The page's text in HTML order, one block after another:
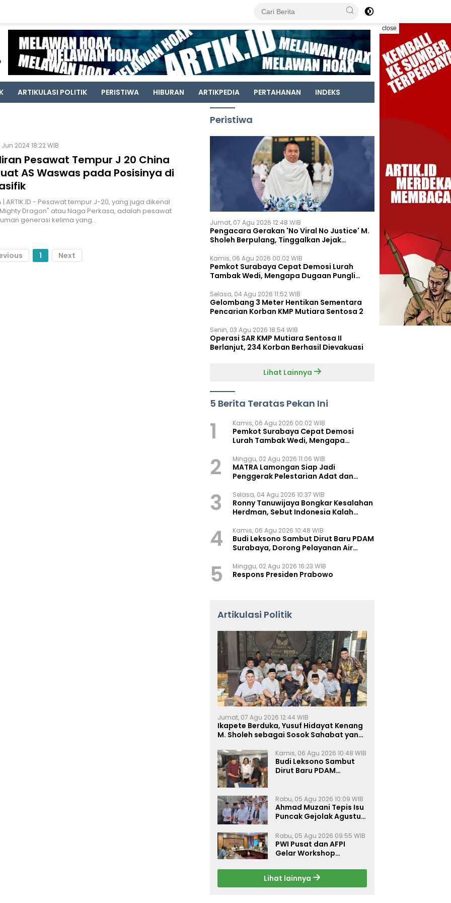
close
ARTIKULASI POLITIK PERISTIWA HIBURAN ARTIKPEDIA PERTAHANAN INDEKS
2024 18:22 WIB
Pesawat Tempur J 20 China
AS Waswas pada Posisinya di
| ARTIK.ID - Pesawat tempur J-20, yang juga dikenal
Dragon" atau Naga Perkasa, adalah pesawat
generasi kelima yang…
1 Next
Peristiwa
Jumat, 07 Agu 2026 12:48 WIB
Pengacara Gerakan 'No Viral No Justice' M.
Sholeh Berpulang, Tinggalkan Jejak
Kamis, 06 Agu 2026 00:02 WIB
Pemkot Surabaya Cepat Demosi Lurah
Tambak Wedi, Mengapa Dugaan Pungli
Selasa, 04 Agu 2026 11:52 WIB
Gelombang 3 Meter Hentikan Sementara
Pencarian Korban KMP Mutiara Sentosa 2
Senin, 03 Agu 2026 18:54 WIB
Operasi SAR KMP Mutiara Sentosa II
Berlanjut, 234 Korban Berhasil Dievakuasi
Lihat Lainnya
5 Berita Teratas Pekan Ini
1 Kamis, 06 Agu 2026 00:02 WIB
Pemkot Surabaya Cepat Demosi
Lurah Tambak Wedi, Mengapa
2 Minggu, 02 Agu 2026 11:06 WIB
MATRA Lamongan Siap Jadi
Penggerak Pelestarian Adat dan
3 Selasa, 04 Agu 2026 10:37 WIB
Ronny Tanuwijaya Bongkar Kesalahan
Herdman, Sebut Indonesia Kalah
4 Kamis, 06 Agu 2026 10:48 WIB
Budi Leksono Sambut Dirut Baru PDAM
Surabaya, Dorong Pelayanan Air
5 Minggu, 02 Agu 2026 16:23 WIB
Respons Presiden Prabowo
Artikulasi Politik
Jumat, 07 Agu 2026 12:44 WIB
Ikapete Berduka, Yusuf Hidayat Kenang
M. Sholeh sebagai Sosok Sahabat yang
Kamis, 06 Agu 2026 10:48 WIB
Budi Leksono Sambut
Dirut Baru PDAM
Makin Prima
Rabu, 05 Agu 2026 10:09 WIB
Ahmad Muzani Tepis Isu
Puncak Gejolak Agustus
Perkuat Persatuan
Rabu, 05 Agu 2026 09:55 WIB
PWI Pusat dan AFPI
Gelar Workshop
Inklusi Keuangan, dan
Perlindungan Publik
Lihat lainnya